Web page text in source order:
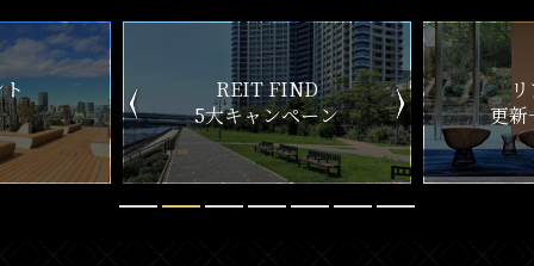
ン
リアルタイム
更新一覧チェック
新